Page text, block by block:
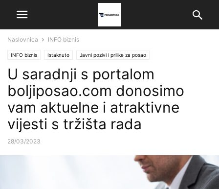
Naslovnica INFO biznis
INFO biznis Istaknuto Javni pozivi i prilike za posao
U saradnji s portalom
boljiposao.com donosimo
vam aktuelne i atraktivne
vijesti s tržišta rada
28/03/2023